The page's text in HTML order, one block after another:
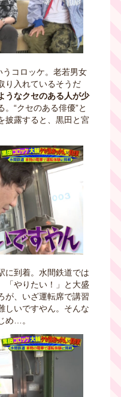
コロッケ。老若男女
り入れているそうだ
うなクセのある人が少
。“クセのある俳優”と
披露すると、黒田と宮
に到着。水間鉄道では
「やりたい！」と大盛
が、いざ運転席で講習
しいですやん。そんな
め…。